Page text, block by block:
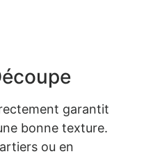
garantit
bonne texture.
ou en